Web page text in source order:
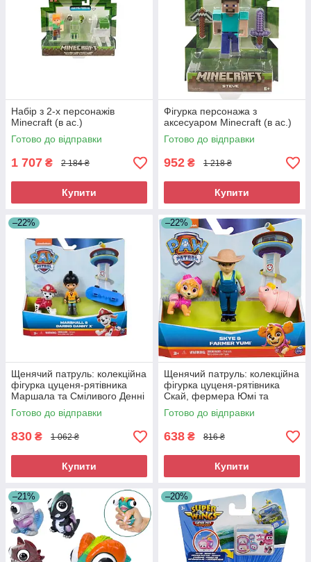
Набір з 2-х персонажів
Minecraft (в ас.)
Готово до відправки
1 707 ₴ 2 184 ₴
Купити
Фігурка персонажа з
аксесуаром Minecraft (в ас.)
Готово до відправки
952 ₴ 1 218 ₴
Купити
–22%
Щенячий патруль: колекційна
фігурка цуценя-рятівника
Маршала та Сміливого Денні
на скейті
Готово до відправки
830 ₴ 1 062 ₴
Купити
–22%
Щенячий патруль: колекційна
фігурка цуценя-рятівника
Скай, фермера Юмі та
свинки
Готово до відправки
638 ₴ 816 ₴
Купити
–21% –20%